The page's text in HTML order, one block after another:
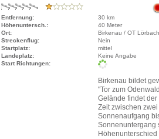
Entfernung:
30 km
Höhenuntersch.:
40 Meter
Ort:
Birkenau / OT Lörbach
Streckenflug:
Nein
Startplatz:
mittel
Landeplatz:
Keine Angabe
Start Richtungen:
Birkenau bildet
"Tor zum
Gelände findet
Zeit zwischen
Sonnenaufgang
Sonnenuntergang
Höhenunterschied